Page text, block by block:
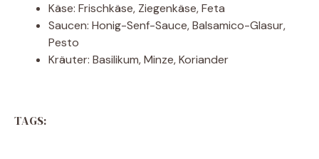
Käse: Frischkäse, Ziegenkäse, Feta
Saucen: Honig-Senf-Sauce, Balsamico-Glasur,
Pesto
Kräuter: Basilikum, Minze, Koriander
TAGS: